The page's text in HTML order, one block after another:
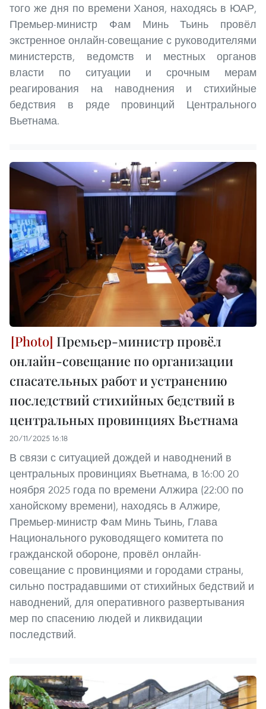
того же дня по времени Ханоя, находясь в ЮАР,
Премьер-министр Фам Минь Тьинь провёл
экстренное онлайн-совещание с руководителями
министерств, ведомств и местных органов
власти по ситуации и срочным мерам
реагирования на наводнения и стихийные
бедствия в ряде провинций Центрального
Вьетнама.
Премьер-министр провёл
онлайн-совещание по организации
спасательных работ и устранению
последствий стихийных бедствий в
центральных провинциях Вьетнама
20/11/2025 16:18
В связи с ситуацией дождей и наводнений в
центральных провинциях Вьетнама, в 16:00 20
ноября 2025 года по времени Алжира (22:00 по
ханойскому времени), находясь в Алжире,
Премьер-министр Фам Минь Тьинь, Глава
Национального руководящего комитета по
гражданской обороне, провёл онлайн-
совещание с провинциями и городами страны,
сильно пострадавшими от стихийных бедствий и
наводнений, для оперативного развертывания
мер по спасению людей и ликвидации
последствий.